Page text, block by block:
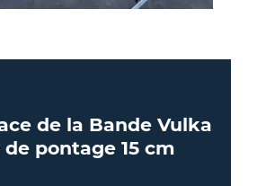
de la Bande Vulka
pontage 15 cm